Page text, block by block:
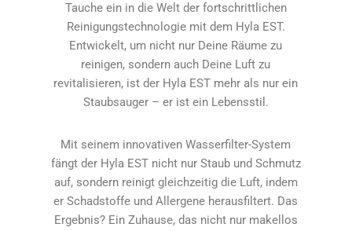
Tauche ein in die Welt der fortschrittlichen
Reinigungstechnologie mit dem Hyla EST.
Entwickelt, um nicht nur Deine Räume zu
reinigen, sondern auch Deine Luft zu
revitalisieren, ist der Hyla EST mehr als nur ein
Staubsauger – er ist ein Lebensstil.
Mit seinem innovativen Wasserfilter-System
fängt der Hyla EST nicht nur Staub und Schmutz
auf, sondern reinigt gleichzeitig die Luft, indem
er Schadstoffe und Allergene herausfiltert. Das
Ergebnis? Ein Zuhause, das nicht nur makellos